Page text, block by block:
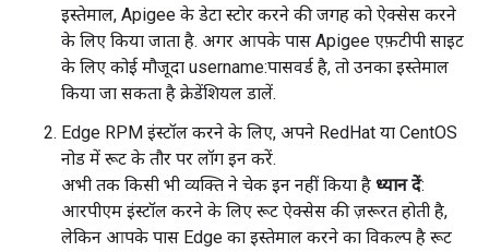
इस्तेमाल, Apigee के डेटा स्टोर करने की जगह को ऐक्सेस करने
के लिए किया जाता है. अगर आपके पास Apigee एफ़टीपी साइट
के लिए कोई मौजूदा username:पासवर्ड है, तो उनका इस्तेमाल
किया जा सकता है क्रेडेंशियल डालें.
Edge RPM इंस्टॉल करने के लिए, अपने RedHat या CentOS
नोड में रूट के तौर पर लॉग इन करें.
अभी तक किसी भी व्यक्ति ने चेक इन नहीं किया है ध्यान दें:
आरपीएम इंस्टॉल करने के लिए रूट ऐक्सेस की ज़रूरत होती है,
लेकिन आपके पास Edge का इस्तेमाल करने का विकल्प है रूट